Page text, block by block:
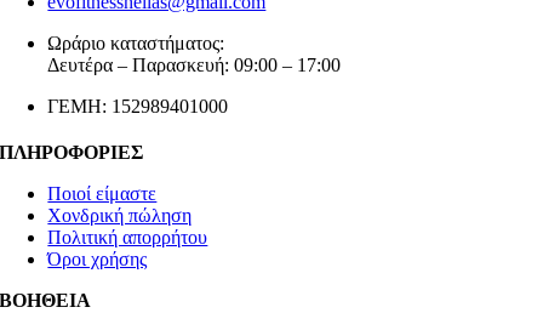
Ωράριο καταστήματος:
Δευτέρα – Παρασκευή: 09:00 – 17:00
ΓΕΜΗ: 152989401000
ΠΛΗΡΟΦΟΡΙΕΣ
Ποιοί είμαστε
Χονδρική πώληση
Πολιτική απορρήτου
Όροι χρήσης
ΒΟΗΘΕΙΑ